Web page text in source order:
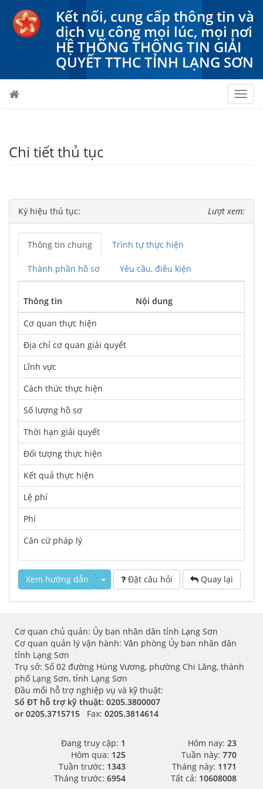
Kết nối, cung cấp thông tin và
dịch vụ công mọi lúc, mọi nơi
HỆ THỐNG THÔNG TIN GIẢI
QUYẾT TTHC TỈNH LẠNG SƠN
Chi tiết thủ tục
Ký hiệu thủ tục: Lượt xem:
Thông tin chung Trình tự thực hiện
Thành phần hồ sơ Yêu cầu, điều kiện
Thông tin
Nội dung
Cơ quan thực hiện
Địa chỉ cơ quan giải quyết
Lĩnh vực
Cách thức thực hiện
Số lượng hồ sơ
Thời hạn giải quyết
Ðối tượng thực hiện
Kết quả thực hiện
Lệ phí
Phí
Căn cứ pháp lý
Xem hướng dẫn Đặt câu hỏi Quay lại
Cơ quan chủ quản: Ủy ban nhân dân tỉnh Lạng Sơn
Cơ quan quản lý vận hành: Văn phòng Ủy ban nhân dân
tỉnh Lạng Sơn
Trụ sở: Số 02 đường Hùng Vương, phường Chi Lăng, thành
phố Lạng Sơn, tỉnh Lạng Sơn
Đầu mối hỗ trợ nghiệp vụ và kỹ thuật:
Số ĐT hỗ trợ kỹ thuật: 0205.3800007
or 0205.3715715 Fax: 0205.3814614
Đang truy cập: 1 Hôm nay: 23
Hôm qua: 125 Tuần này: 770
Tuần trước: 1343 Tháng này: 1171
Tháng trước: 6954 Tất cả: 10608008